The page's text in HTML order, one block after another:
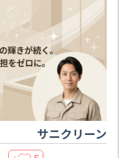
サニクリーン